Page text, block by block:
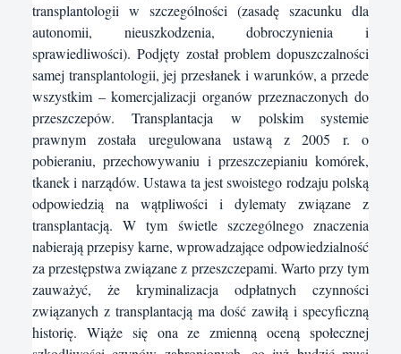
transplantologii w szczególności (zasadę szacunku dla
autonomii, nieuszkodzenia, dobroczynienia i
sprawiedliwości). Podjęty został problem dopuszczalności
samej transplantologii, jej przesłanek i warunków, a przede
wszystkim – komercjalizacji organów przeznaczonych do
przeszczepów. Transplantacja w polskim systemie
prawnym została uregulowana ustawą z 2005 r. o
pobieraniu, przechowywaniu i przeszczepianiu komórek,
tkanek i narządów. Ustawa ta jest swoistego rodzaju polską
odpowiedzią na wątpliwości i dylematy związane z
transplantacją. W tym świetle szczególnego znaczenia
nabierają przepisy karne, wprowadzające odpowiedzialność
za przestępstwa związane z przeszczepami. Warto przy tym
zauważyć, że kryminalizacja odpłatnych czynności
związanych z transplantacją ma dość zawiłą i specyficzną
historię. Wiąże się ona ze zmienną oceną społecznej